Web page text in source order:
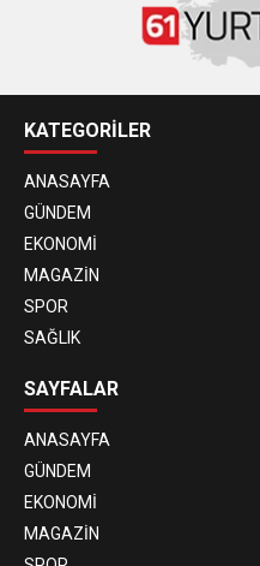
KATEGORİLER
ANASAYFA
GÜNDEM
EKONOMİ
MAGAZİN
SPOR
SAĞLIK
SAYFALAR
ANASAYFA
GÜNDEM
EKONOMİ
MAGAZİN